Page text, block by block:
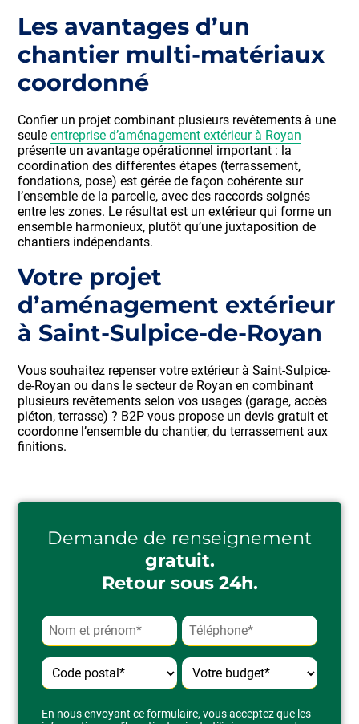
Les avantages d’un
chantier multi-matériaux
coordonné
Confier un projet combinant plusieurs revêtements à une
seuleentreprise d’aménagement extérieur à Royan
présente un avantage opérationnel important : la
coordination des différentes étapes (terrassement,
fondations, pose) est gérée de façon cohérente sur
l’ensemble de la parcelle, avec des raccords soignés
entre les zones. Le résultat est un extérieur qui forme un
ensemble harmonieux, plutôt qu’une juxtaposition de
chantiers indépendants.
Votre projet
d’aménagement extérieur
à Saint-Sulpice-de-Royan
Vous souhaitez repenser votre extérieur à Saint-Sulpice-
de-Royan ou dans le secteur de Royan en combinant
plusieurs revêtements selon vos usages (garage, accès
piéton, terrasse) ? B2P vous propose un devis gratuit et
coordonne l’ensemble du chantier, du terrassement aux
finitions.
Demande de renseignement
gratuit.
Retour sous 24h.
En nous envoyant ce formulaire, vous acceptez que les
Alternative: